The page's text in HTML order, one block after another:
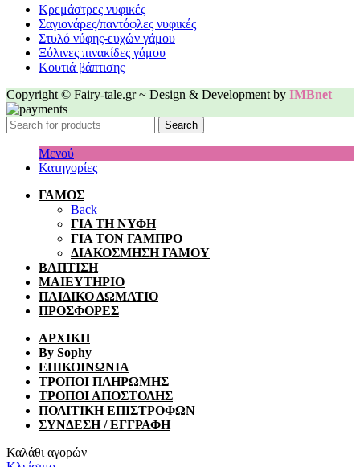
Κρεμάστρες νυφικές
Σαγιονάρες/παντόφλες νυφικές
Στυλό νύφης-ευχών γάμου
Ξύλινες πινακίδες γάμου
Κουτιά βάπτισης
Copyright © Fairy-tale.gr ~ Design & Development by IMBnet
Search
Μενού
Κατηγορίες
ΓΑΜΟΣ
Back
ΓΙΑ ΤΗ ΝΥΦΗ
ΓΙΑ ΤΟΝ ΓΑΜΠΡΟ
ΔΙΑΚΟΣΜΗΣΗ ΓΑΜΟΥ
ΒΑΠΤΙΣΗ
ΜΑΙΕΥΤΗΡΙΟ
ΠΑΙΔΙΚΟ ΔΩΜΑΤΙΟ
ΠΡΟΣΦΟΡΕΣ
ΑΡΧΙΚΗ
By Sophy
ΕΠΙΚΟΙΝΩΝΙΑ
ΤΡΟΠΟΙ ΠΛΗΡΩΜΗΣ
ΤΡΟΠΟΙ ΑΠΟΣΤΟΛΗΣ
ΠΟΛΙΤΙΚΗ ΕΠΙΣΤΡΟΦΩΝ
ΣΥΝΔΕΣΗ / ΕΓΓΡΑΦΗ
Καλάθι αγορών